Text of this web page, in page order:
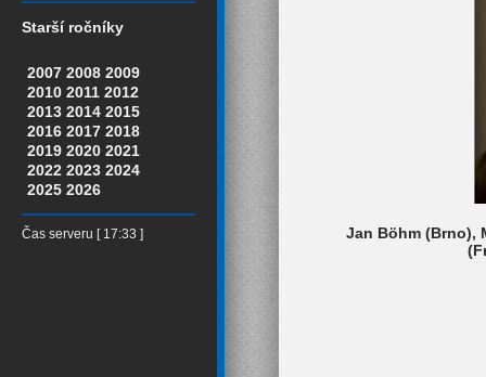
Starší ročníky
2007 2008 2009
2010 2011 2012
2013 2014 2015
2016 2017 2018
2019 2020 2021
2022 2023 2024
2025 2026
Čas serveru [ 17:33 ]
Jan Böhm (Brno),